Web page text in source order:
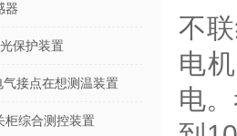
器
保护装置
接点在想测温装置
柜综合测控装置
不
电
电